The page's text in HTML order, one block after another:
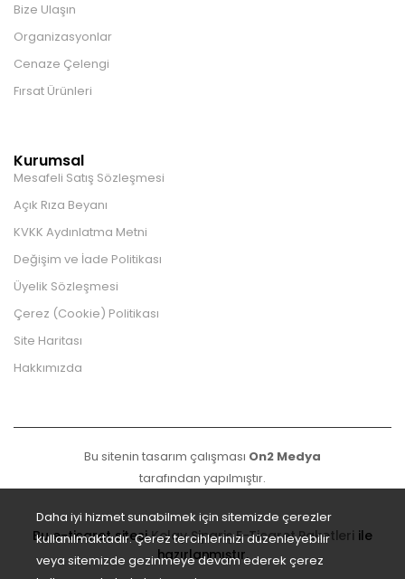
Bize Ulaşın
Organizasyonlar
Cenaze Çelengi
Fırsat Ürünleri
Kurumsal
Mesafeli Satış Sözleşmesi
Açık Rıza Beyanı
KVKK Aydınlatma Metni
Değişim ve İade Politikası
Üyelik Sözleşmesi
Çerez (Cookie) Politikası
Site Haritası
Hakkımızda
Bu sitenin tasarım çalışması On2 Medya
tarafından yapılmıştır.
Bu e-ticaret sitesiKolay Sipariş E-Ticaret Paketleri ile
hazırlanmıştır.
Daha iyi hizmet sunabilmek için sitemizde çerezler
kullanılmaktadır. Çerez tercihlerinizi düzenleyebilir
veya sitemizde gezinmeye devam ederek çerez